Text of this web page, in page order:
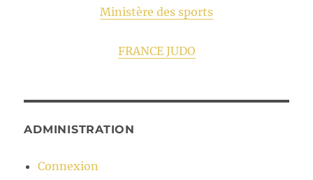
Ministère des sports
FRANCE JUDO
ADMINISTRATION
Connexion